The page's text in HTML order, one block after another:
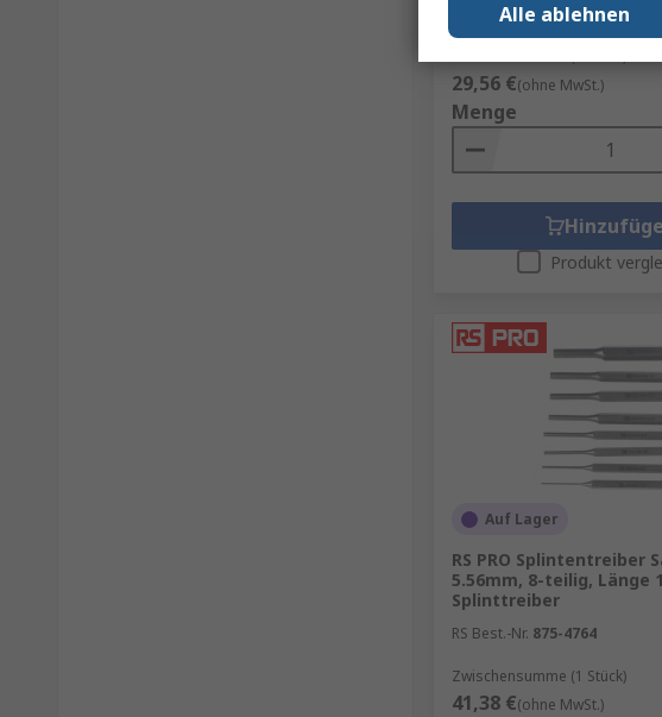
RS Best.-Nr.276-8551
Herst. Teile-Nr.18AA
29,56 €(ohne MwSt.)
Menge
Produkt
Auf Lager
RS PRO Splintentreiber
5.56mm, 8-teilig, Länge
Splinttreiber
RS Best.-Nr. 875-4764
Zwischensumme (1 Stück)
41,38 €(ohne MwSt.)
Alle ablehnen